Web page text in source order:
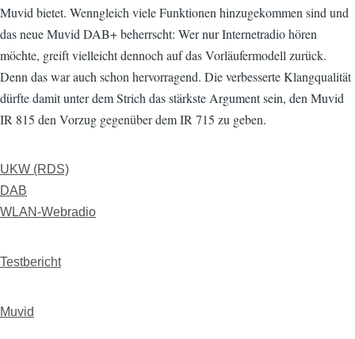
Muvid bietet. Wenngleich viele Funktionen hinzugekommen sind und
das neue Muvid DAB+ beherrscht: Wer nur Internetradio hören
möchte, greift vielleicht dennoch auf das Vorläufermodell zurück.
Denn das war auch schon hervorragend. Die verbesserte Klangqualität
dürfte damit unter dem Strich das stärkste Argument sein, den Muvid
IR 815 den Vorzug gegenüber dem IR 715 zu geben.
UKW (RDS)
DAB
WLAN-Webradio
Testbericht
Muvid